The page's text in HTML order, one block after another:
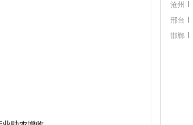
沧州
邢台
邯郸